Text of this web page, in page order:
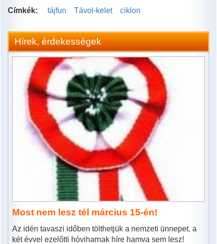
Címkék: tájfun Távol-kelet ciklon
Hírek, érdekességek
Most nem lesz tél március 15-én!
Az idén tavaszi időben tölthetjük a nemzeti ünnepet, a
két évvel ezelőtti hóviharnak híre hamva sem lesz!